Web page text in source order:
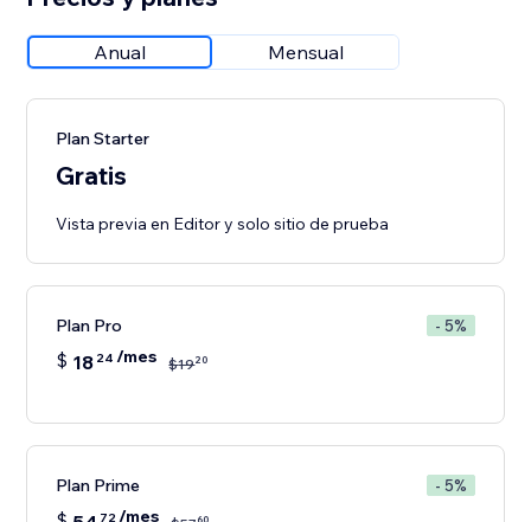
Anual Mensual
Plan Starter
Gratis
Vista previa en Editor y solo sitio de prueba
Plan Pro - 5%
$ 18 24 /mes $1920
Plan Prime - 5%
72/mes